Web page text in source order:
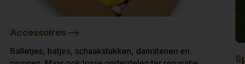
Accessoires -->
Balletjes, batjes, schaakstukken, damstenen en